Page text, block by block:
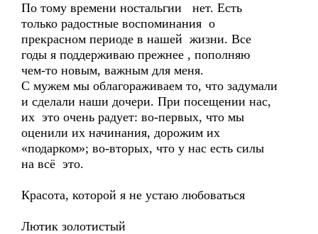
По тому времени ностальгии нет. Есть
только радостные воспоминания о
прекрасном периоде в нашей жизни. Все
годы я поддерживаю прежнее , пополняю
чем-то новым, важным для меня.
С мужем мы облагораживаем то, что задумали
и сделали наши дочери. При посещении нас,
их это очень радует: во-первых, что мы
оценили их начинания, дорожим их
«подарком»; во-вторых, что у нас есть силы
на всё это.
Красота, которой я не устаю любоваться
Лютик золотистый